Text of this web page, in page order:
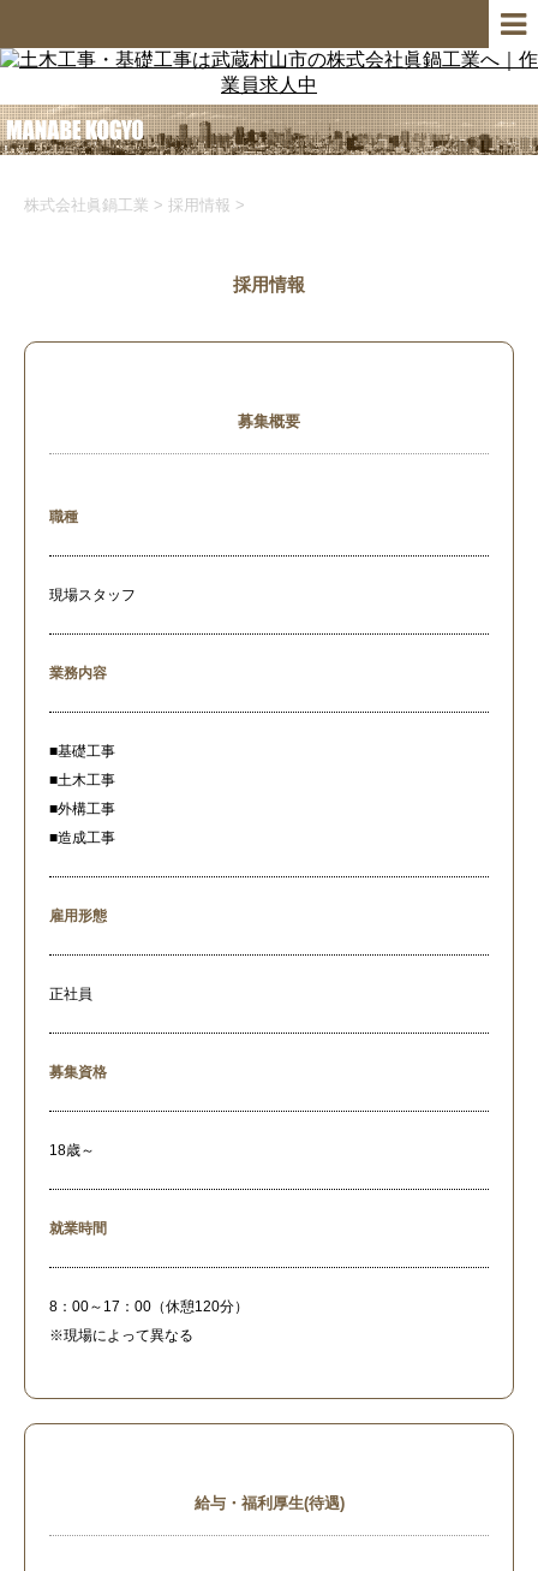
株式会社眞鍋工業 > 採用情報 >
採用情報
募集概要
職種
現場スタッフ
業務内容
■基礎工事
■土木工事
■外構工事
■造成工事
雇用形態
正社員
募集資格
18歳～
就業時間
8：00～17：00（休憩120分）
※現場によって異なる
給与・福利厚生(待遇)